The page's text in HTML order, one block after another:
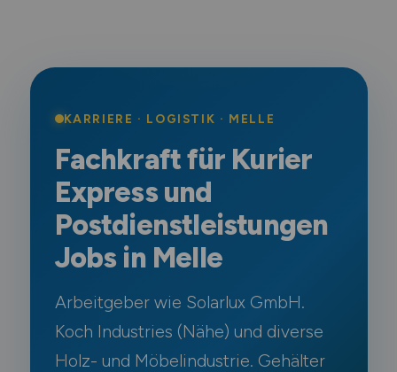
KARRIERE · LOGISTIK · MELLE
Fachkraft für Kurier
Express und
Postdienstleistungen
Jobs in Melle
Arbeitgeber wie Solarlux GmbH.
Koch Industries (Nähe) und diverse
Holz- und Möbelindustrie. Gehälter